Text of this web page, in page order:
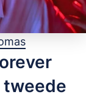
tweede